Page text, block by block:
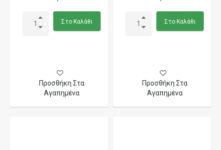
Στο Καλάθι
Προσθήκη Στα
Αγαπημένα
Στο Καλάθι
Προσθήκη Στα
Αγαπημένα